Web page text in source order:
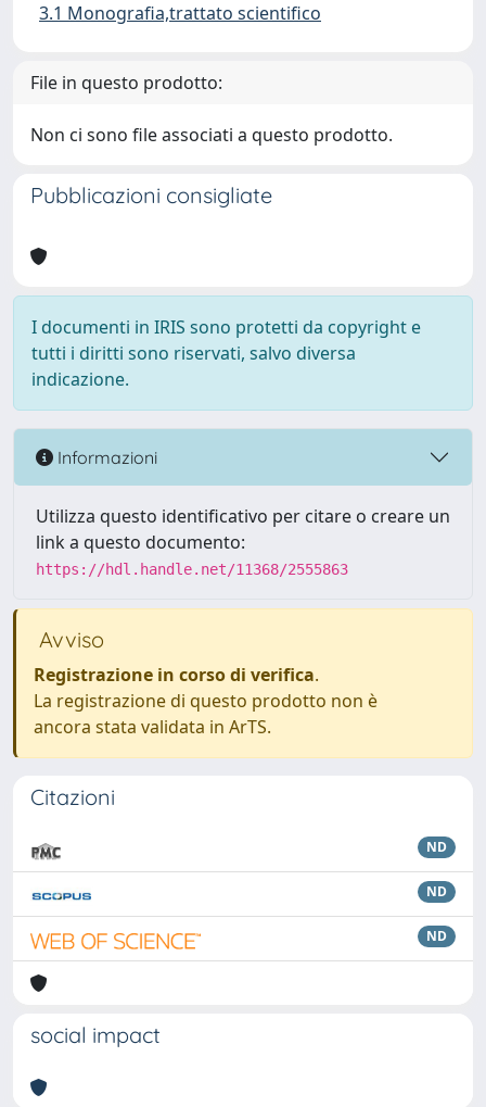
3.1 Monografia,trattato scientifico
File in questo prodotto:
Non ci sono file associati a questo prodotto.
Pubblicazioni consigliate
I documenti in IRIS sono protetti da copyright e
tutti i diritti sono riservati, salvo diversa
indicazione.
Informazioni
Utilizza questo identificativo per citare o creare un
link a questo documento:
https://hdl.handle.net/11368/2555863
Avviso
Registrazione in corso di verifica.
La registrazione di questo prodotto non è
ancora stata validata in ArTS.
Citazioni
ND
ND
ND
social impact